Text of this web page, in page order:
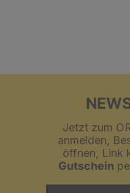
Jetzt zum
anmelden,
öffnen, Link
Gutschein